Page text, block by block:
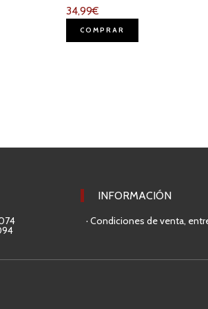
34,99€
COMPRAR
INFORMACIÓN
· Condiciones de venta,